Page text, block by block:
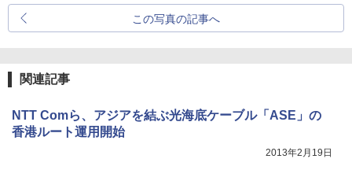
この写真の記事へ
関連記事
NTT Comら、アジアを結ぶ光海底ケーブル「ASE」の
香港ルート運用開始
2013年2月19日